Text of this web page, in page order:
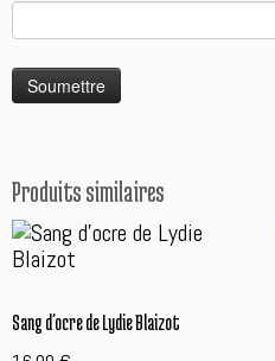
t
e
r
n
t
i
Produits similaires
Sang d’ocre de Lydie Blaizot